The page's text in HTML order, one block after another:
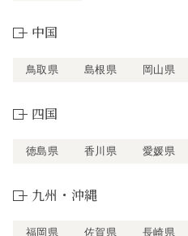
中国
鳥取県 島根県 岡山県
四国
徳島県 香川県 愛媛県
九州・沖縄
福岡県 佐賀県 長崎県